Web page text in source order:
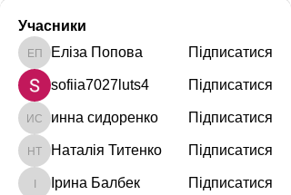
Учасники
Еліза Попова
Еліза Попова Підписатися
sofiia7027luts4 Підписатися
инна сидоренко
инна сидоренко Підписатися
Наталія Титенко
Наталія Титенко Підписатися
Ірина Балбек
Ірина Балбек
Підписатися